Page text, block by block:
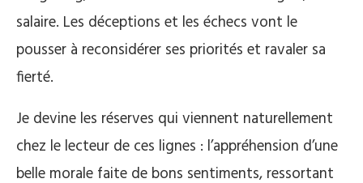
salaire. Les déceptions et les échecs vont le
pousser à reconsidérer ses priorités et ravaler sa
fierté.
Je devine les réserves qui viennent naturellement
chez le lecteur de ces lignes : l’appréhension d’une
belle morale faite de bons sentiments, ressortant